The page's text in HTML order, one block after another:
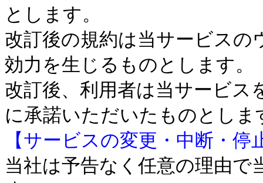
とします。
改訂後の規約は当サービス
効力を生じるものとします。
改訂後、利用者は当サービス
に承諾いただいたものとしま
【サービスの変更・中断・停
当社は予告なく任意の理由で